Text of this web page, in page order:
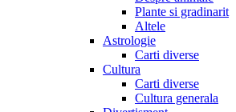
Plante si gradinarit
Altele
Astrologie
Carti diverse
Cultura
Carti diverse
Cultura generala